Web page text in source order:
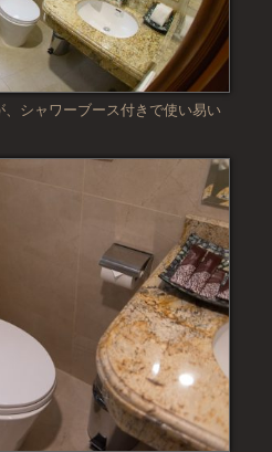
シャワーブース付きで使い易い